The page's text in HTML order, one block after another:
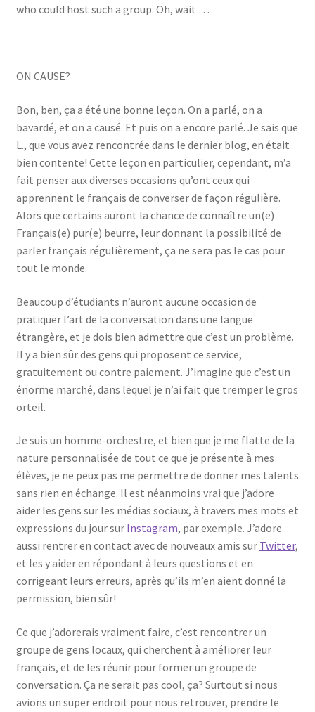
who could host such a group. Oh, wait …
ON CAUSE?
Bon, ben, ça a été une bonne leçon. On a parlé, on a
bavardé, et on a causé. Et puis on a encore parlé. Je sais que
L., que vous avez rencontrée dans le dernier blog, en était
bien contente! Cette leçon en particulier, cependant, m’a
fait penser aux diverses occasions qu’ont ceux qui
apprennent le français de converser de façon régulière.
Alors que certains auront la chance de connaître un(e)
Français(e) pur(e) beurre, leur donnant la possibilité de
parler français régulièrement, ça ne sera pas le cas pour
tout le monde.
Beaucoup d’étudiants n’auront aucune occasion de
pratiquer l’art de la conversation dans une langue
étrangère, et je dois bien admettre que c’est un problème.
Il y a bien sûr des gens qui proposent ce service,
gratuitement ou contre paiement. J’imagine que c’est un
énorme marché, dans lequel je n’ai fait que tremper le gros
orteil.
Je suis un homme-orchestre, et bien que je me flatte de la
nature personnalisée de tout ce que je présente à mes
élèves, je ne peux pas me permettre de donner mes talents
sans rien en échange. Il est néanmoins vrai que j’adore
aider les gens sur les médias sociaux, à travers mes mots et
expressions du jour sur Instagram, par exemple. J’adore
aussi rentrer en contact avec de nouveaux amis sur Twitter,
et les y aider en répondant à leurs questions et en
corrigeant leurs erreurs, après qu’ils m’en aient donné la
permission, bien sûr!
Ce que j’adorerais vraiment faire, c’est rencontrer un
groupe de gens locaux, qui cherchent à améliorer leur
français, et de les réunir pour former un groupe de
conversation. Ça ne serait pas cool, ça? Surtout si nous
avions un super endroit pour nous retrouver, prendre le